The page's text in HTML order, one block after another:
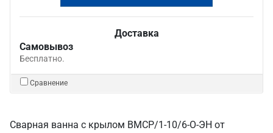
Доставка
Самовывоз
Бесплатно.
Сравнение
Сварная ванна с крылом ВМСР/1-10/6-О-ЭН от